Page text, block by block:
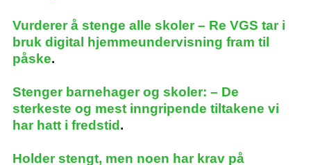
Vurderer å stenge alle skoler – Re VGS tar i
bruk digital hjemmeundervisning fram til
påske.
Stenger barnehager og skoler: – De
sterkeste og mest inngripende tiltakene vi
har hatt i fredstid.
Holder stengt, men noen har krav på